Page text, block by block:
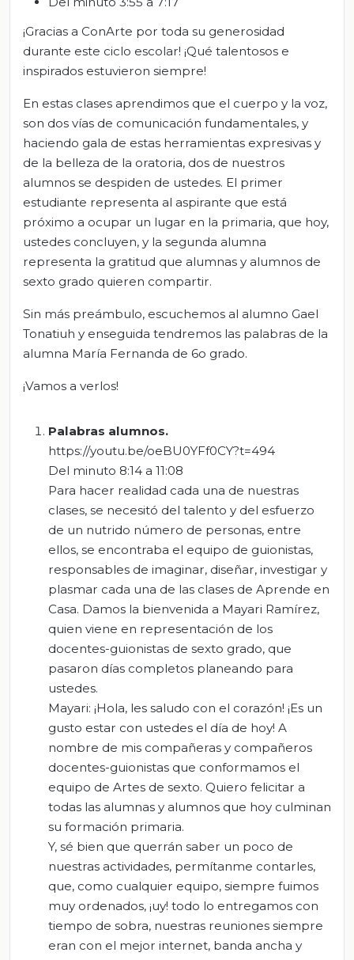
¡Gracias a ConArte por toda su generosidad
durante este ciclo escolar! ¡Qué talentosos e
inspirados estuvieron siempre!
En estas clases aprendimos que el cuerpo y la voz,
son dos vías de comunicación fundamentales, y
haciendo gala de estas herramientas expresivas y
de la belleza de la oratoria, dos de nuestros
alumnos se despiden de ustedes. El primer
estudiante representa al aspirante que está
próximo a ocupar un lugar en la primaria, que hoy,
ustedes concluyen, y la segunda alumna
representa la gratitud que alumnas y alumnos de
sexto grado quieren compartir.
Sin más preámbulo, escuchemos al alumno Gael
Tonatiuh y enseguida tendremos las palabras de la
alumna María Fernanda de 6o grado.
¡Vamos a verlos!
Palabras alumnos.
https://youtu.be/oeBU0YFf0CY?t=494
Del minuto 8:14 a 11:08
Para hacer realidad cada una de nuestras
clases, se necesitó del talento y del esfuerzo
de un nutrido número de personas, entre
ellos, se encontraba el equipo de guionistas,
responsables de imaginar, diseñar, investigar y
plasmar cada una de las clases de Aprende en
Casa. Damos la bienvenida a Mayari Ramírez,
quien viene en representación de los
docentes-guionistas de sexto grado, que
pasaron días completos planeando para
ustedes.
Mayari: ¡Hola, les saludo con el corazón! ¡Es un
gusto estar con ustedes el día de hoy! A
nombre de mis compañeras y compañeros
docentes-guionistas que conformamos el
equipo de Artes de sexto. Quiero felicitar a
todas las alumnas y alumnos que hoy culminan
su formación primaria.
Y, sé bien que querrán saber un poco de
nuestras actividades, permítanme contarles,
que, como cualquier equipo, siempre fuimos
muy ordenados, ¡uy! todo lo entregamos con
tiempo de sobra, nuestras reuniones siempre
eran con el mejor internet, banda ancha y